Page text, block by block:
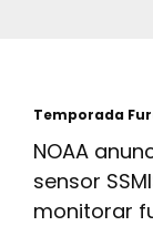
Temporada
NOAA
sensor
monitorar